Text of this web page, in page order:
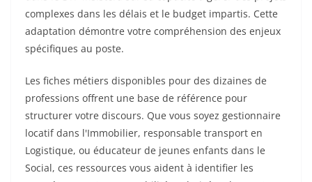
complexes dans les délais et le budget impartis. Cette
adaptation démontre votre compréhension des enjeux
spécifiques au poste.
Les fiches métiers disponibles pour des dizaines de
professions offrent une base de référence pour
structurer votre discours. Que vous soyez gestionnaire
locatif dans l'Immobilier, responsable transport en
Logistique, ou éducateur de jeunes enfants dans le
Social, ces ressources vous aident à identifier les